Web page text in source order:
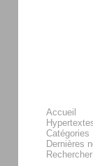
Accueil
Catégories
Dernières
Rechercher